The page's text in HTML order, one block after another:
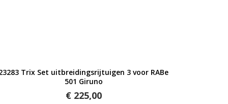
Snel bekijken
Trix Set uitbreidingsrijtuigen 3 voor RABe
501 Giruno
€ 225,00